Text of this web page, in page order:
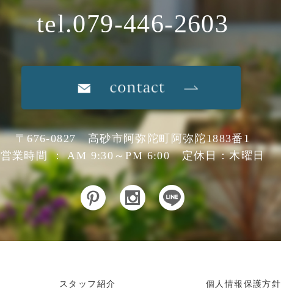
tel.079-446-2603
〒676-0827 高砂市阿弥陀町阿弥陀1883番1
営業時間 ： AM 9:30～PM 6:00 定休日：木曜日
スタッフ紹介 個人情報保護方針